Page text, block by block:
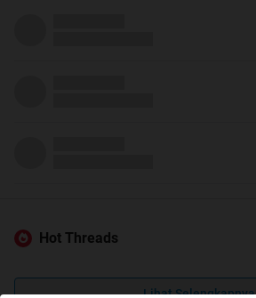
Hot Threads
Lihat Selengkapnya